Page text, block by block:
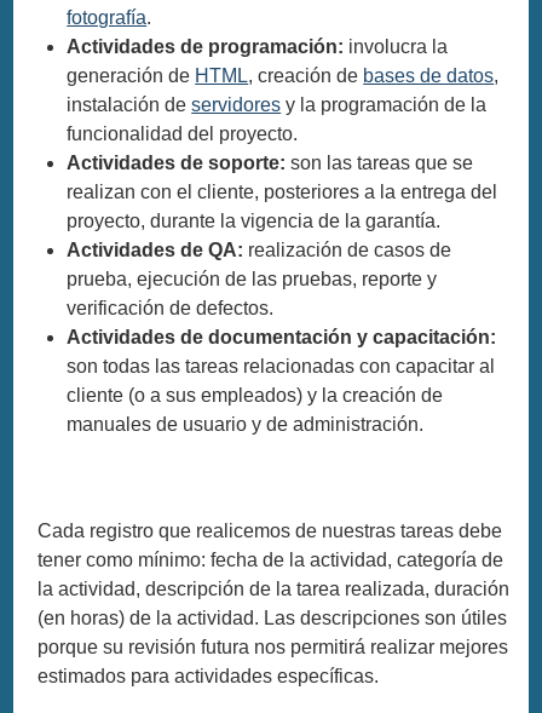
fotografía.
Actividades de programación: involucra la
generación de HTML, creación de bases de datos,
instalación deservidores y la programación de la
funcionalidad del proyecto.
Actividades de soporte: son las tareas que se
realizan con el cliente, posteriores a la entrega del
proyecto, durante la vigencia de la garantía.
Actividades de QA: realización de casos de
prueba, ejecución de las pruebas, reporte y
verificación de defectos.
Actividades de documentación y capacitación:
son todas las tareas relacionadas con capacitar al
cliente (o a sus empleados) y la creación de
manuales de usuario y de administración.
Cada registro que realicemos de nuestras tareas debe
tener como mínimo: fecha de la actividad, categoría de
la actividad, descripción de la tarea realizada, duración
(en horas) de la actividad. Las descripciones son útiles
porque su revisión futura nos permitirá realizar mejores
estimados para actividades específicas.